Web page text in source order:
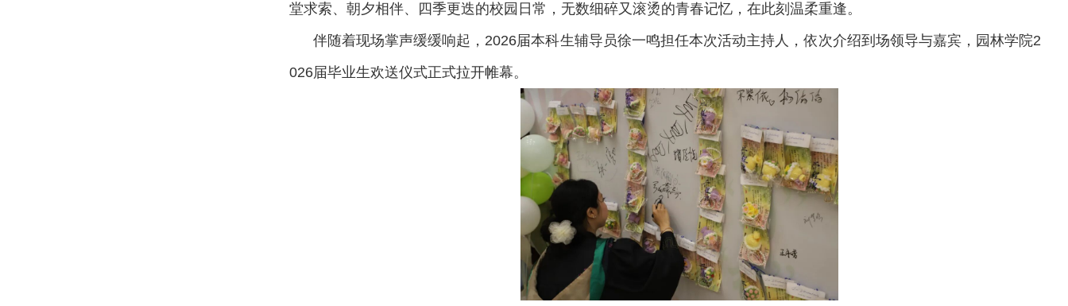
堂求索、朝夕相伴、四季更迭的校园日常，无数细碎又滚烫的青春记忆，在此刻温柔重逢。
伴随着现场掌声缓缓响起， 2026届本科生辅导员徐一鸣担任本次活动主持人，依次介绍到场领导与嘉宾，园林学院2
026届毕业生欢送仪式正式拉开帷幕。